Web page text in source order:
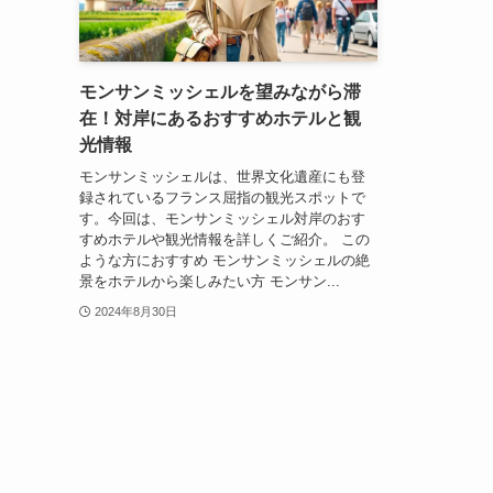
モンサンミッシェルを望みながら滞
在！対岸にあるおすすめホテルと観
光情報
モンサンミッシェルは、世界文化遺産にも登
録されているフランス屈指の観光スポットで
す。今回は、モンサンミッシェル対岸のおす
すめホテルや観光情報を詳しくご紹介。 この
ような方におすすめ モンサンミッシェルの絶
景をホテルから楽しみたい方 モンサン...
2024年8月30日